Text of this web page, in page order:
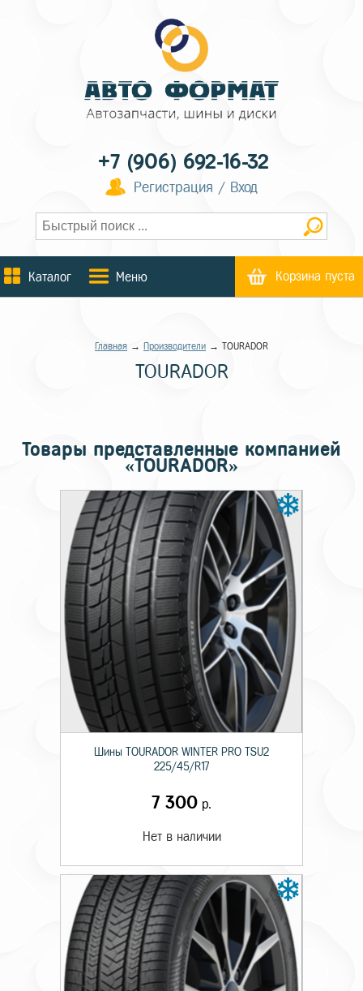
+7 (906) 692-16-32
Регистрация / Вход
Каталог Меню Корзина пуста
Главная → Производители → TOURADOR
TOURADOR
Товары представленные компанией
«TOURADOR»
Шины TOURADOR WINTER PRO TSU2
225/45/R17
7 300 р.
Нет в наличии